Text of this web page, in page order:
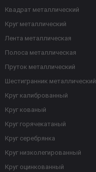
Квадрат металлический
Круг металлический
Лента металлическая
Полоса металлическая
Пруток металлический
Шестигранник металлический
Круг калиброванный
Круг кованый
Круг горячекатаный
Круг серебрянка
Круг низколегированный
Круг оцинкованный